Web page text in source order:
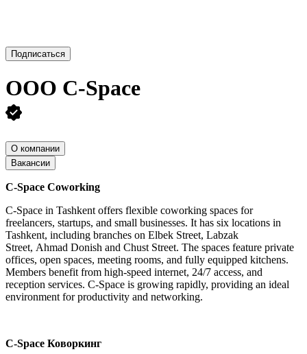
Подписаться
ООО C-Space
О компании
Вакансии
C-Space Coworking
C-Space in Tashkent offers flexible coworking spaces for
freelancers, startups, and small businesses. It has six locations in
Tashkent, including branches on Elbek Street, Labzak
Street, Ahmad Donish and Chust Street. The spaces feature private
offices, open spaces, meeting rooms, and fully equipped kitchens.
Members benefit from high-speed internet, 24/7 access, and
reception services. C-Space is growing rapidly, providing an ideal
environment for productivity and networking.
C-Space Коворкинг